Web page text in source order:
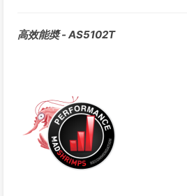
高效能奬 - AS5102T